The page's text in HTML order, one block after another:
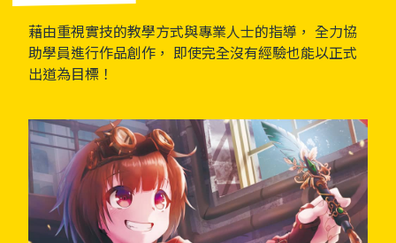
藉由重視實技的教學方式與專業人士的指導， 全力協
助學員進行作品創作， 即使完全沒有經驗也能以正式
出道為目標！